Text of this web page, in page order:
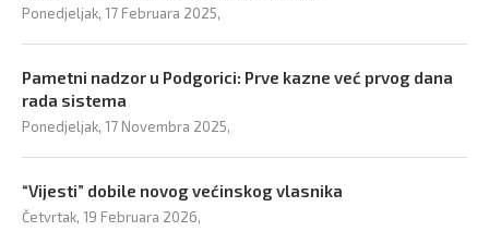
Ponedjeljak, 17 Februara 2025,
Pametni nadzor u Podgorici: Prve kazne već prvog dana
rada sistema
Ponedjeljak, 17 Novembra 2025,
“Vijesti” dobile novog većinskog vlasnika
Četvrtak, 19 Februara 2026,